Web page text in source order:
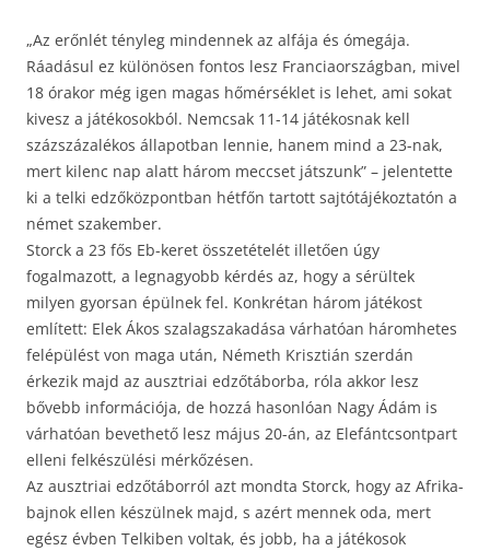
„Az erőnlét tényleg mindennek az alfája és ómegája.
Ráadásul ez különösen fontos lesz Franciaországban, mivel
18 órakor még igen magas hőmérséklet is lehet, ami sokat
kivesz a játékosokból. Nemcsak 11-14 játékosnak kell
százszázalékos állapotban lennie, hanem mind a 23-nak,
mert kilenc nap alatt három meccset játszunk” – jelentette
ki a telki edzőközpontban hétfőn tartott sajtótájékoztatón a
német szakember.
Storck a 23 fős Eb-keret összetételét illetően úgy
fogalmazott, a legnagyobb kérdés az, hogy a sérültek
milyen gyorsan épülnek fel. Konkrétan három játékost
említett: Elek Ákos szalagszakadása várhatóan háromhetes
felépülést von maga után, Németh Krisztián szerdán
érkezik majd az ausztriai edzőtáborba, róla akkor lesz
bővebb információja, de hozzá hasonlóan Nagy Ádám is
várhatóan bevethető lesz május 20-án, az Elefántcsontpart
elleni felkészülési mérkőzésen.
Az ausztriai edzőtáborról azt mondta Storck, hogy az Afrika-
bajnok ellen készülnek majd, s azért mennek oda, mert
egész évben Telkiben voltak, és jobb, ha a játékosok